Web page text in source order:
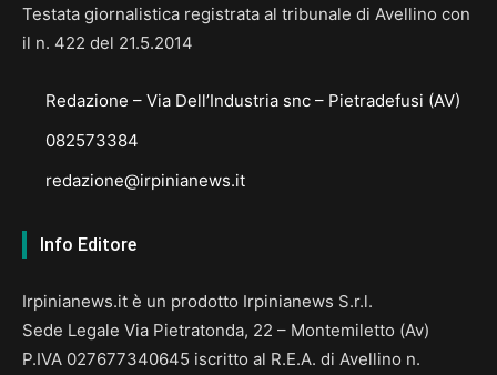
Testata giornalistica registrata al tribunale di Avellino con
il n. 422 del 21.5.2014
Redazione – Via Dell’Industria snc – Pietradefusi (AV)
082573384
redazione@irpinianews.it
Info Editore
Irpinianews.it è un prodotto Irpinianews S.r.l.
Sede Legale Via Pietratonda, 22 – Montemiletto (Av)
P.IVA 027677340645 iscritto al R.E.A. di Avellino n.